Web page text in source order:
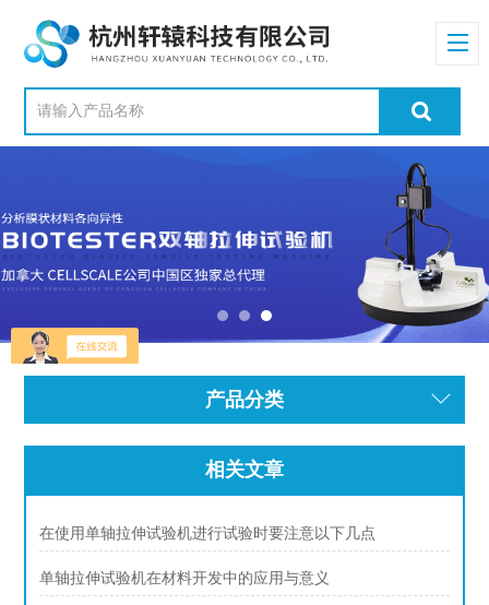
产品分类
相关文章
在使用单轴拉伸试验机进行试验时要注意以下几点
单轴拉伸试验机在材料开发中的应用与意义